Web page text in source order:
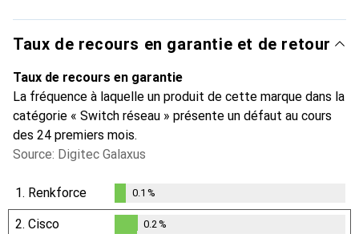
Taux de recours en garantie et de retour
Taux de recours en garantie
La fréquence à laquelle un produit de cette marque dans la
catégorie « Switch réseau » présente un défaut au cours
des 24 premiers mois.
Source: Digitec Galaxus
1. Renkforce
0.1%
0.1 %
2. Cisco 0.2 %